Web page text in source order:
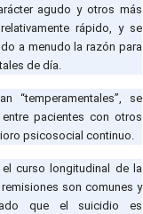
agudo y otros más
rápido, y se
a menudo la razón para
de día.
“temperamentales”, se
pacientes con otros
psicosocial continuo.
curso longitudinal de la
son comunes y
que el suicidio es